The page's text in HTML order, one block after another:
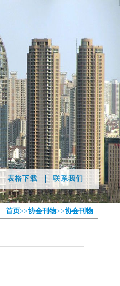
表格下载 联系我们
首页>>协会刊物>>协会刊物